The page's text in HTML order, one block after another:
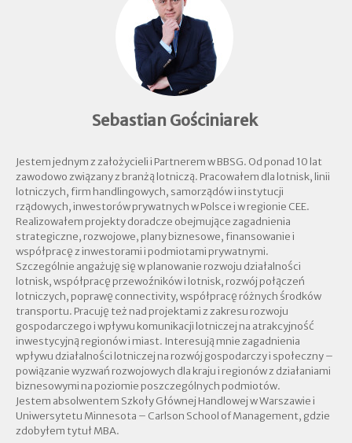
Sebastian Gościniarek
Jestem jednym z założycieli i Partnerem w BBSG. Od ponad 10 lat
zawodowo związany z branżą lotniczą. Pracowałem dla lotnisk, linii
lotniczych, firm handlingowych, samorządów i instytucji
rządowych, inwestorów prywatnych w Polsce i w regionie CEE.
Realizowałem projekty doradcze obejmujące zagadnienia
strategiczne, rozwojowe, plany biznesowe, finansowanie i
współpracę z inwestorami i podmiotami prywatnymi.
Szczególnie angażuję się w planowanie rozwoju działalności
lotnisk, współpracę przewoźników i lotnisk, rozwój połączeń
lotniczych, poprawę connectivity, współpracę różnych środków
transportu. Pracuję też nad projektami z zakresu rozwoju
gospodarczego i wpływu komunikacji lotniczej na atrakcyjność
inwestycyjną regionów i miast. Interesują mnie zagadnienia
wpływu działalności lotniczej na rozwój gospodarczy i społeczny –
powiązanie wyzwań rozwojowych dla kraju i regionów z działaniami
biznesowymi na poziomie poszczególnych podmiotów.
Jestem absolwentem Szkoły Głównej Handlowej w Warszawie i
Uniwersytetu Minnesota – Carlson School of Management, gdzie
zdobyłem tytuł MBA.